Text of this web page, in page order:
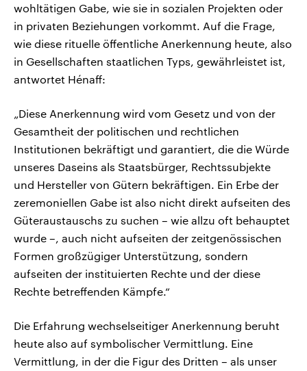
wohltätigen Gabe, wie sie in sozialen Projekten oder
in privaten Beziehungen vorkommt. Auf die Frage,
wie diese rituelle öffentliche Anerkennung heute, also
in Gesellschaften staatlichen Typs, gewährleistet ist,
antwortet Hénaff:
„Diese Anerkennung wird vom Gesetz und von der
Gesamtheit der politischen und rechtlichen
Institutionen bekräftigt und garantiert, die die Würde
unseres Daseins als Staatsbürger, Rechtssubjekte
und Hersteller von Gütern bekräftigen. Ein Erbe der
zeremoniellen Gabe ist also nicht direkt aufseiten des
Güteraustauschs zu suchen – wie allzu oft behauptet
wurde –, auch nicht aufseiten der zeitgenössischen
Formen großzügiger Unterstützung, sondern
aufseiten der instituierten Rechte und der diese
Rechte betreffenden Kämpfe.“
Die Erfahrung wechselseitiger Anerkennung beruht
heute also auf symbolischer Vermittlung. Eine
Vermittlung, in der die Figur des Dritten – als unser